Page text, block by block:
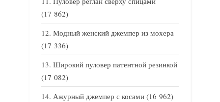
(17 862)
Модный женский джемпер из мохера
(17 336)
Широкий пуловер патентной резинкой
(17 082)
Ажурный джемпер с косами (16 962)